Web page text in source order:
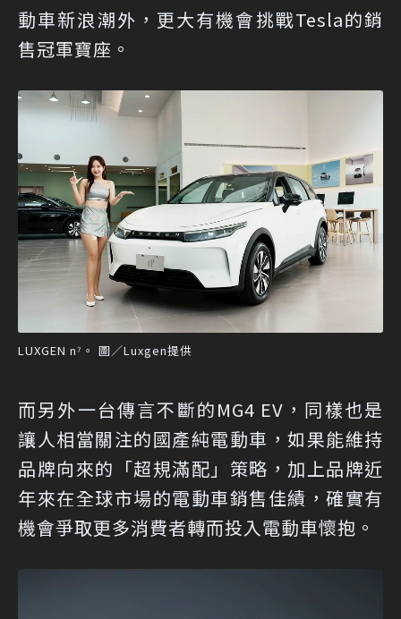
動車新浪潮外，更大有機會挑戰Tesla的銷
售冠軍寶座。
LUXGEN n⁷。 圖／Luxgen提供
而另外一台傳言不斷的MG4 EV，同樣也是
讓人相當關注的國產純電動車，如果能維持
品牌向來的「超規滿配」策略，加上品牌近
年來在全球市場的電動車銷售佳績，確實有
機會爭取更多消費者轉而投入電動車懷抱。